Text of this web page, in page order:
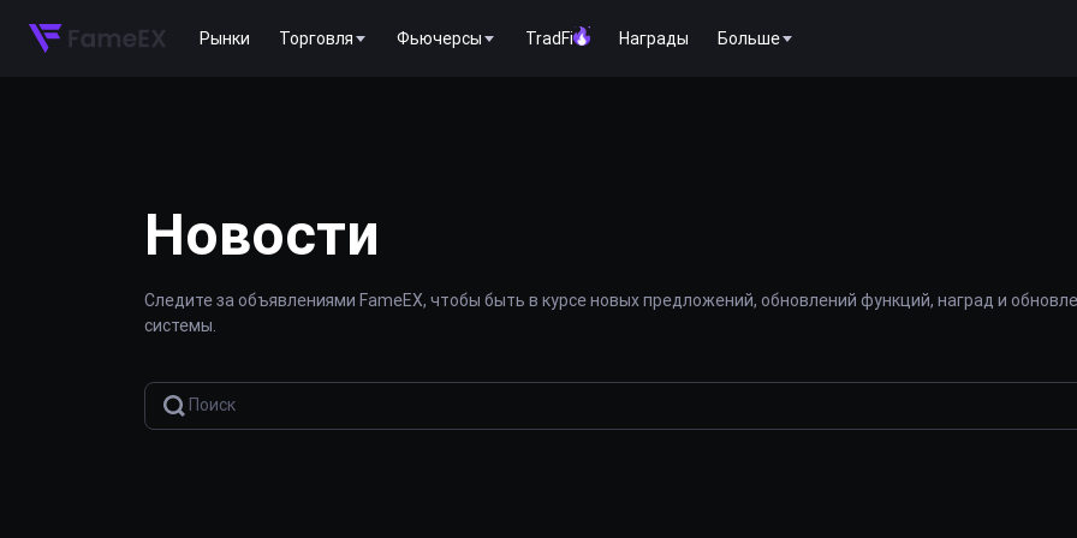
Рынки Торговля Фьючерсы TradFi Награды Больше
Новости
Следите за объявлениями FameEX, чтобы быть в курсе новых предложений, обновлений функций, наград и
системы.